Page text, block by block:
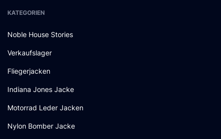
KATEGORIEN
Noble House Stories
Verkaufslager
Fliegerjacken
Indiana Jones Jacke
Motorrad Leder Jacken
Nylon Bomber Jacke